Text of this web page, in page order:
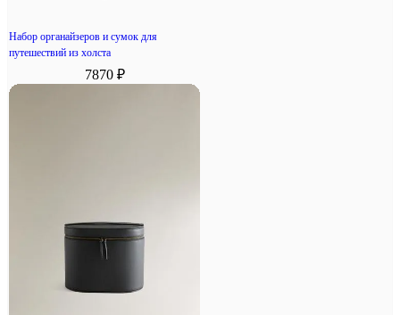
Набор органайзеров и сумок для
путешествий из холста
7870 ₽